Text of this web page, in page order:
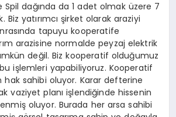
dağında da 1 adet olmak üzere 7
Biz yatırımcı şirket olarak araziyi
tapuyu kooperatife
arazisine normalde peyzaj elektrik
değil. Biz kooperatif olduğumuz
işlemleri yapabiliyoruz. Kooperatif
hak sahibi oluyor. Karar defterine
vaziyet planı işlendiğinde hissenin
oluyor. Burada her arsa sahibi